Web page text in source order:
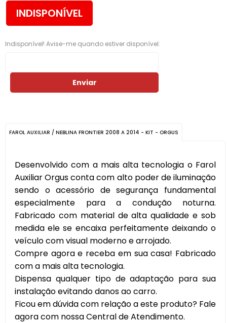
INDISPONÍVEL
Indisponível! Avise-me quando estiver disponível:
Enviar
FAROL AUXILIAR / NEBLINA FRONTIER 2008 A 2014 - KIT - ORGUS
Desenvolvido com a mais alta tecnologia o Farol
Auxiliar Orgus conta com alto poder de iluminação
sendo o acessório de segurança fundamental
especialmente para a condução noturna.
Fabricado com material de alta qualidade e sob
medida ele se encaixa perfeitamente deixando o
veículo com visual moderno e arrojado.
Compre agora e receba em sua casa! Fabricado
com a mais alta tecnologia.
Dispensa qualquer tipo de adaptação para sua
instalação evitando danos ao carro.
Ficou em dúvida com relação a este produto? Fale
agora com nossa Central de Atendimento.